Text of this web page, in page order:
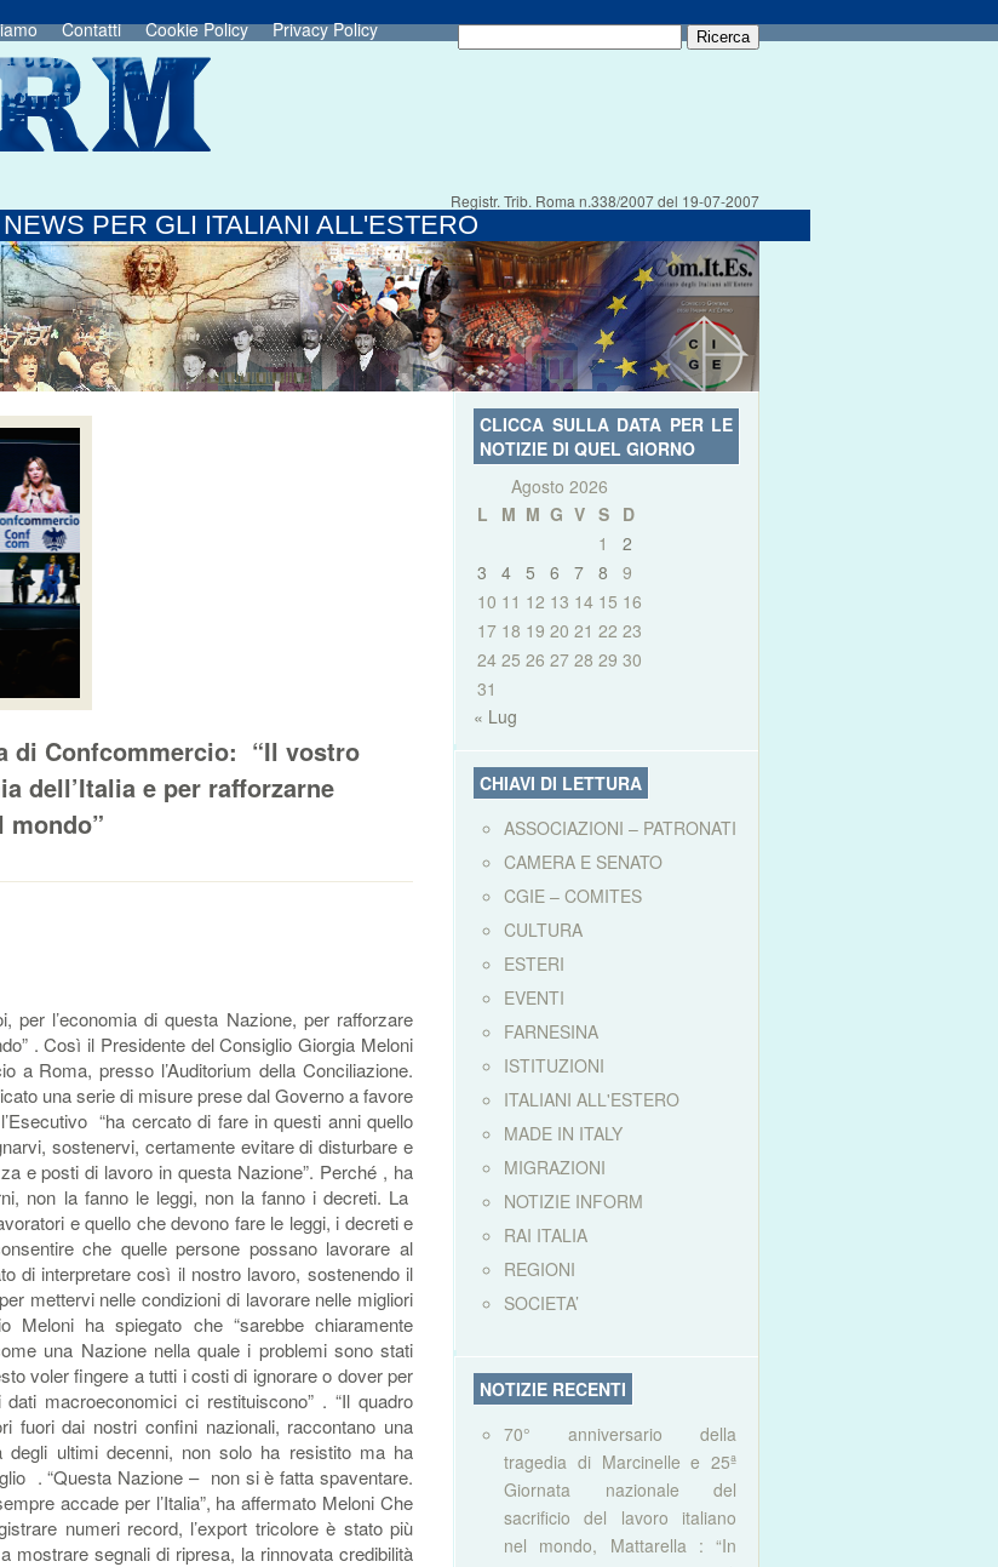
Contatti Cookie Policy Privacy Policy
Registr. Trib. Roma n.338/2007 del 19-07-2007
PER GLI ITALIANI ALL'ESTERO
di Confcommercio: “Il vostro
dell’Italia e per rafforzarne
mondo”
l’economia di questa Nazione, per rafforzare
. Così il Presidente del Consiglio Giorgia Meloni
a Roma, presso l’Auditorium della Conciliazione.
una serie di misure prese dal Governo a favore
“ha cercato di fare in questi anni quello
sostenervi, certamente evitare di disturbare e
e posti di lavoro in questa Nazione”. Perché , ha
non la fanno le leggi, non la fanno i decreti. La
e quello che devono fare le leggi, i decreti e
che quelle persone possano lavorare al
di interpretare così il nostro lavoro, sostenendo il
mettervi nelle condizioni di lavorare nelle migliori
ha spiegato che “sarebbe chiaramente
una Nazione nella quale i problemi sono stati
voler fingere a tutti i costi di ignorare o dover per
macroeconomici ci restituiscono” . “Il quadro
fuori dai nostri confini nazionali, raccontano una
degli ultimi decenni, non solo ha resistito ma ha
. “Questa Nazione – non si è fatta spaventare.
accade per l’Italia”, ha affermato Meloni Che
numeri record, l’export tricolore è stato più
mostrare segnali di ripresa, la rinnovata credibilità
CLICCA SULLA DATA PER LE
NOTIZIE DI QUEL GIORNO
Agosto 2026
L
M M G V S D
1
2
3
4 5 6 7 8
9
10 11 12 13 14 15 16
17 18 19 20 21 22 23
24 25 26 27 28 29 30
31
« Lug
CHIAVI DI LETTURA
ASSOCIAZIONI – PATRONATI
CAMERA E SENATO
CGIE – COMITES
CULTURA
ESTERI
EVENTI
FARNESINA
ISTITUZIONI
ITALIANI ALL'ESTERO
MADE IN ITALY
MIGRAZIONI
NOTIZIE INFORM
RAI ITALIA
REGIONI
SOCIETA’
NOTIZIE RECENTI
70° anniversario della
tragedia di Marcinelle e 25ª
Giornata nazionale del
sacrificio del lavoro italiano
nel mondo, Mattarella : “In